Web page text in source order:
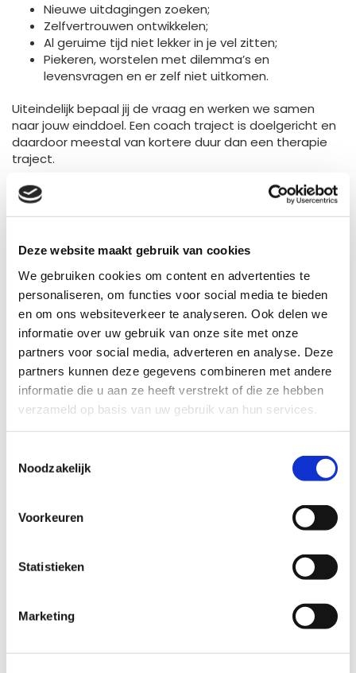
Deze website maakt gebruik van cookies
We gebruiken cookies om content en advertenties te
personaliseren, om functies voor social media te bieden
en om ons websiteverkeer te analyseren. Ook delen we
informatie over uw gebruik van onze site met onze
partners voor social media, adverteren en analyse. Deze
partners kunnen deze gegevens combineren met andere
informatie die u aan ze heeft verstrekt of die ze hebben
verzameld op basis van uw gebruik van hun services.
Noodzakelijk
Voorkeuren
Statistieken
Marketing
Nieuwe uitdagingen zoeken;
Zelfvertrouwen ontwikkelen;
Al geruime tijd niet lekker in je vel zitten;
Piekeren, worstelen met dilemma’s en
levensvragen en er zelf niet uitkomen.
Uiteindelijk bepaal jij de vraag en werken we samen
naar jouw einddoel. Een coach traject is doelgericht en
daardoor meestal van kortere duur dan een therapie
traject.
Het verschil tussen coaching en therapie is niet altijd
duidelijk. Voor mij geldt dat therapie dieper gaat dan
jou in de weg zitten, waar ze vandaan komen en hoe je
je kunt bevrijden en ontwikkelen. Een intake helpt ons
allebei om te bepalen wat het beste op dit moment bij
jou past.
Je investering
Particulier:
Intake: € 45,- voor 30 minuten.
Sessie: € 80,- voor 60 minuten.
Wanneer jij of je werkgever de sessies fiscaal af kunt
Intake: € 55,- (inclusief 21% btw) voor 30 minuten.